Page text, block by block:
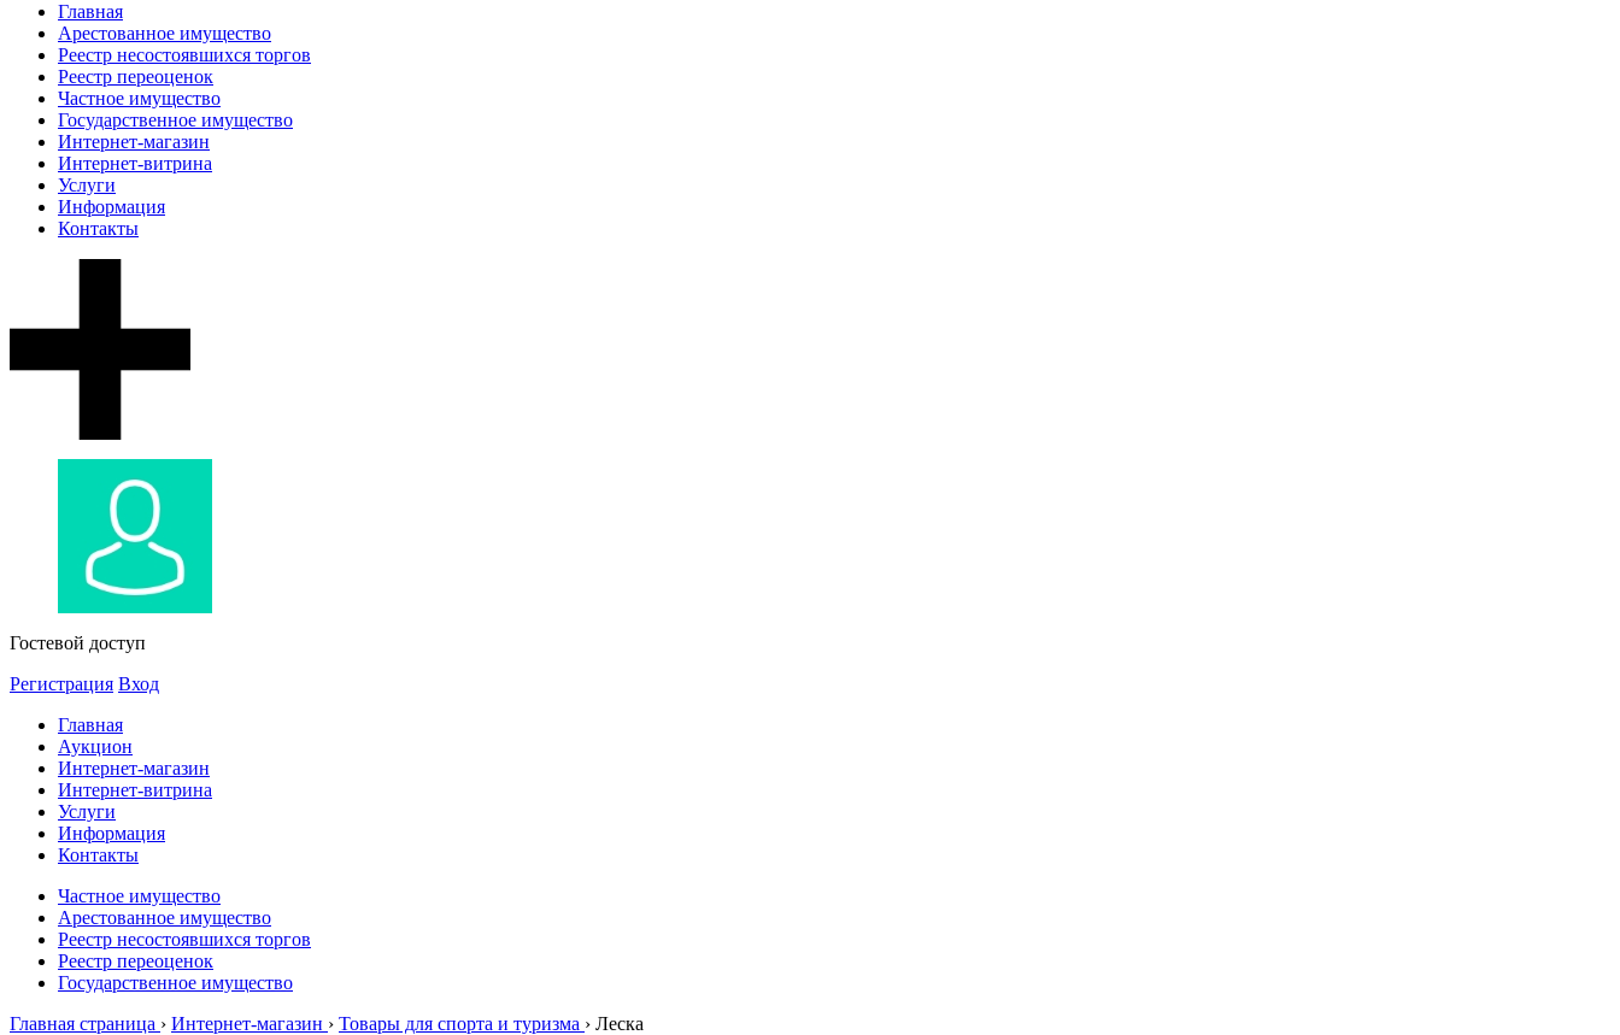
Главная
Арестованное имущество
Реестр несостоявшихся торгов
Реестр переоценок
Частное имущество
Государственное имущество
Интернет-магазин
Интернет-витрина
Услуги
Информация
Контакты
Гостевой доступ
Регистрация Вход
Главная
Аукцион
Интернет-магазин
Интернет-витрина
Услуги
Информация
Контакты
Частное имущество
Арестованное имущество
Реестр несостоявшихся торгов
Реестр переоценок
Государственное имущество
Главная страница › Интернет-магазин › Товары для спорта и туризма › Леска